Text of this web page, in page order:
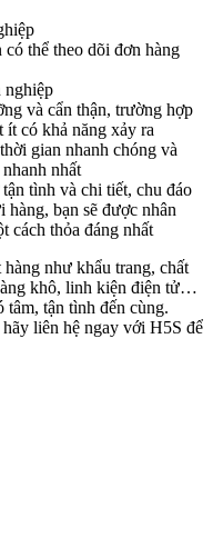
thể theo dõi đơn hàng
nghiệp
và cẩn thận, trường hợp
ít có khả năng xảy ra
gian nhanh chóng và
nhất
tình và chi tiết, chu đáo
bạn sẽ được nhân
cách thỏa đáng nhất
như khẩu trang, chất
khô, linh kiện điện tử…
tận tình đến cùng.
liên hệ ngay với H5S để